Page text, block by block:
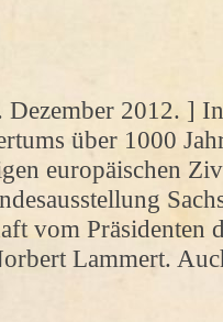
2012. ]
über 1000
europäischen
vom Präsidenten
Lammert.